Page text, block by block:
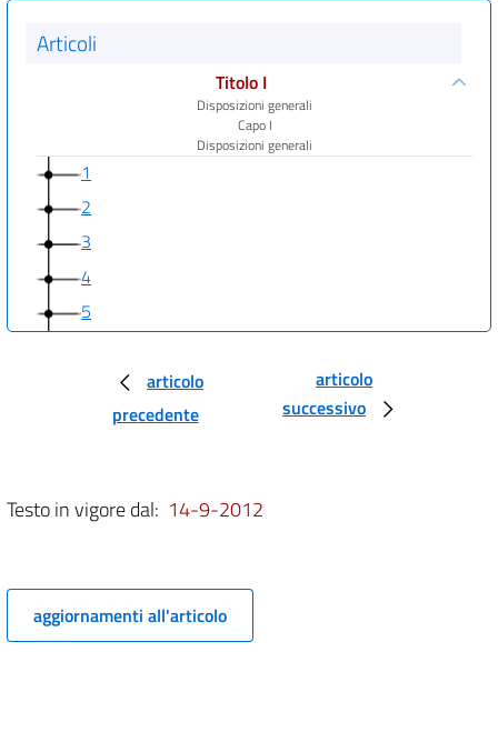
Articoli
Titolo I
Disposizioni generali
Capo I
Disposizioni generali
1
2
3
4
5
Titolo II
11
Titolo II
articolo
precedente
articolo
successivo
Testo in vigore dal: 14-9-2012
aggiornamenti all'articolo